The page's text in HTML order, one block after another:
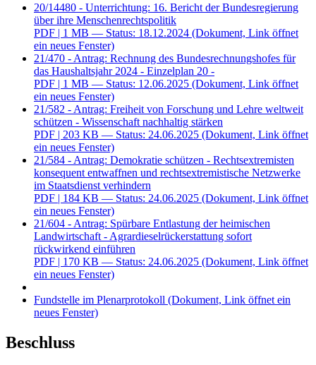
20/14480 - Unterrichtung: 16. Bericht der Bundesregierung
über ihre Menschenrechtspolitik
PDF | 1 MB — Status: 18.12.2024 (Dokument, Link öffnet
ein neues Fenster)
21/470 - Antrag: Rechnung des Bundesrechnungshofes für
das Haushaltsjahr 2024 - Einzelplan 20 -
PDF | 1 MB — Status: 12.06.2025 (Dokument, Link öffnet
ein neues Fenster)
21/582 - Antrag: Freiheit von Forschung und Lehre weltweit
schützen - Wissenschaft nachhaltig stärken
PDF | 203 KB — Status: 24.06.2025 (Dokument, Link öffnet
ein neues Fenster)
21/584 - Antrag: Demokratie schützen - Rechtsextremisten
konsequent entwaffnen und rechtsextremistische Netzwerke
im Staatsdienst verhindern
PDF | 184 KB — Status: 24.06.2025 (Dokument, Link öffnet
ein neues Fenster)
21/604 - Antrag: Spürbare Entlastung der heimischen
Landwirtschaft - Agrardieselrückerstattung sofort
rückwirkend einführen
PDF | 170 KB — Status: 24.06.2025 (Dokument, Link öffnet
ein neues Fenster)
Fundstelle im Plenarprotokoll (Dokument, Link öffnet ein
neues Fenster)
Beschluss